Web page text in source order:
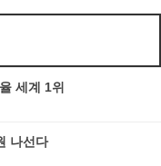
세계 1위
나선다